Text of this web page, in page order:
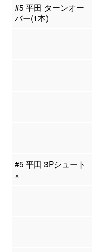
#5 平田 ターンオー
バー(1本)
#5 平田 3Pシュート
×